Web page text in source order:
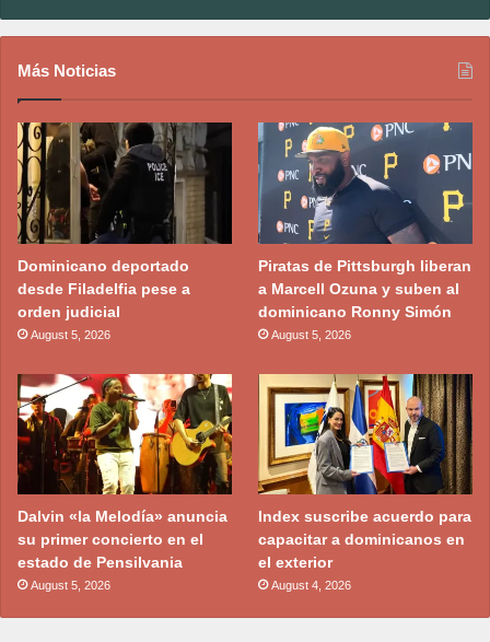
Más Noticias
Dominicano deportado
desde Filadelfia pese a
orden judicial
August 5, 2026
Piratas de Pittsburgh liberan
a Marcell Ozuna y suben al
dominicano Ronny Simón
August 5, 2026
Dalvin «la Melodía» anuncia
su primer concierto en el
estado de Pensilvania
August 5, 2026
Index suscribe acuerdo para
capacitar a dominicanos en
el exterior
August 4, 2026